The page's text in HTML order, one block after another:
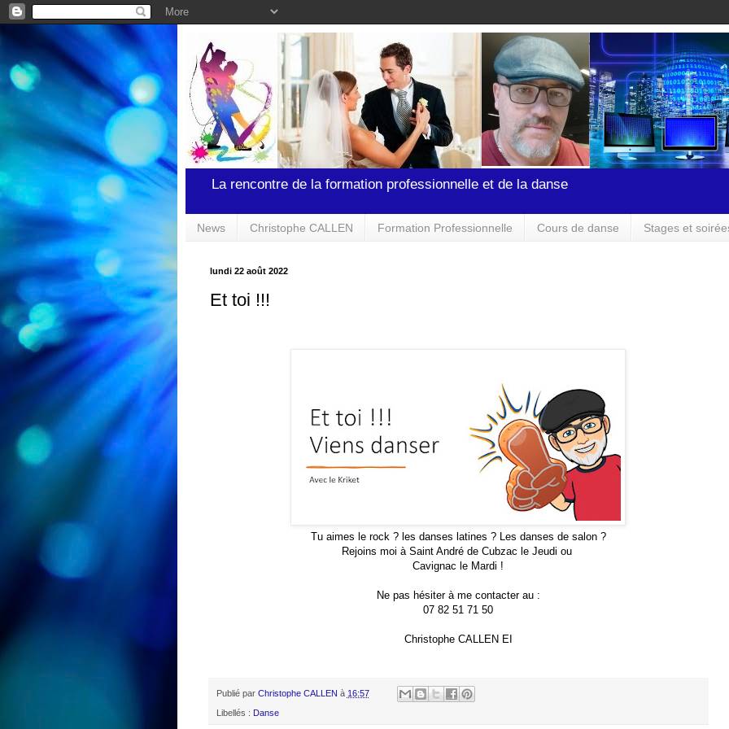
La rencontre de la formation professionnelle et de la danse
News Christophe CALLEN Formation Professionnelle Cours de danse Stages et
lundi 22 août 2022
Et toi !!!
Tu aimes le rock ? les danses latines ? Les danses de salon ?
Rejoins moi à Saint André de Cubzac le Jeudi ou
Cavignac le Mardi !
Ne pas hésiter à me contacter au :
07 82 51 71 50
Christophe CALLEN EI
Publié par Christophe CALLEN à 16:57
Libellés : Danse